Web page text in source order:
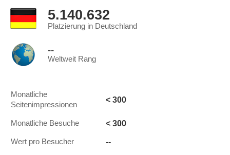
5.140.632
Platzierung in Deutschland
--
Weltweit Rang
Monatliche
Seitenimpressionen
< 300
Monatliche Besuche < 300
Wert pro Besucher --